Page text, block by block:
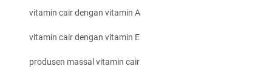
vitamin cair dengan vitamin A
vitamin cair dengan vitamin E
produsen massal vitamin cair